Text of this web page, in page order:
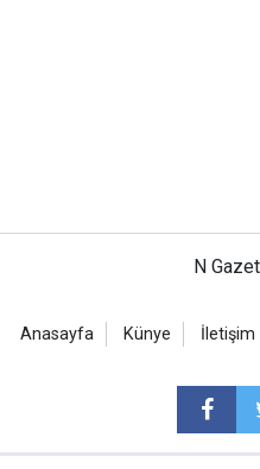
N
Anasayfa Künye İletişim